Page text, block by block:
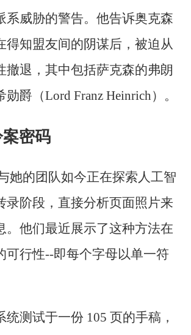
系威胁的警告。他告诉奥克森
得知盟友间的阴谋后，被迫从
撤退，其中包括萨克森的弗朗
爵（Lord Franz Heinrich）。
密码
她的团队如今正在探索人工智
录阶段，直接分析页面照片来
。他们最近展示了这种方法在
可行性--即每个字母以单一符
统测试于一份 105 页的手稿，